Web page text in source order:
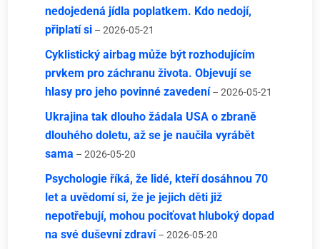
nedojedená jídla poplatkem. Kdo nedojí,
připlatí si – 2026-05-21
Cyklistický airbag může být rozhodujícím
prvkem pro záchranu života. Objevují se
hlasy pro jeho povinné zavedení – 2026-05-21
Ukrajina tak dlouho žádala USA o zbraně
dlouhého doletu, až se je naučila vyrábět
sama – 2026-05-20
Psychologie říká, že lidé, kteří dosáhnou 70
let a uvědomí si, že je jejich děti již
nepotřebují, mohou pociťovat hluboký dopad
na své duševní zdraví – 2026-05-20